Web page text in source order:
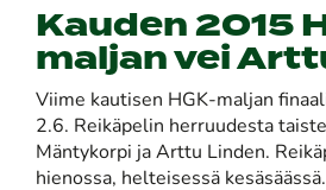
Kauden 2015
maljan vei
Viime kautisen HGK-maljan
2.6. Reikäpelin herruudesta
Mäntykorpi ja Arttu Linden.
hienossa, helteisessä kesäsäässä.